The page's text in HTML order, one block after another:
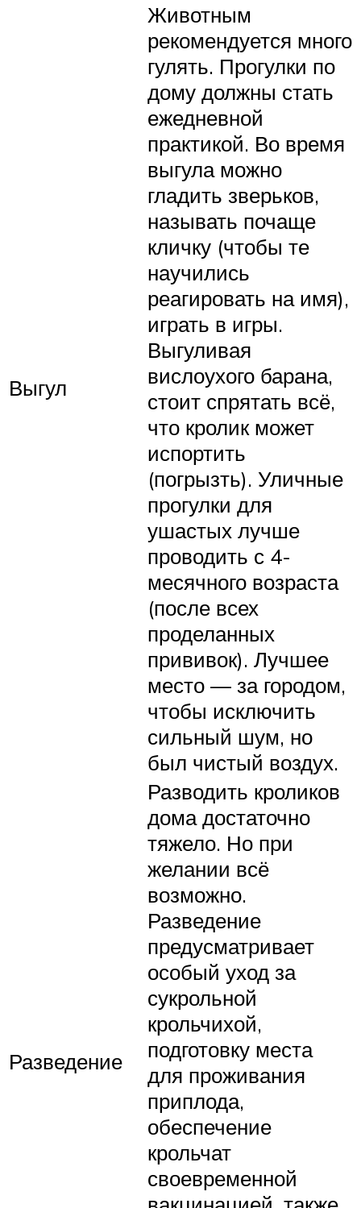
Выгул
Животным
рекомендуется много
гулять. Прогулки по
дому должны стать
ежедневной
практикой. Во время
выгула можно
гладить зверьков,
называть почаще
кличку (чтобы те
научились
реагировать на имя),
играть в игры.
Выгуливая
вислоухого барана,
стоит спрятать всё,
что кролик может
испортить
(погрызть). Уличные
прогулки для
ушастых лучше
проводить с 4-
месячного возраста
(после всех
проделанных
прививок). Лучшее
место — за городом,
чтобы исключить
сильный шум, но
был чистый воздух.
Разведение
Разводить кроликов
дома достаточно
тяжело. Но при
желании всё
возможно.
Разведение
предусматривает
особый уход за
сукрольной
крольчихой,
подготовку места
для проживания
приплода,
обеспечение
крольчат
своевременной